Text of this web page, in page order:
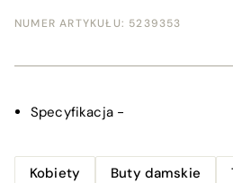
NUMER ARTYKUŁU: 5239353
Specyfikacja-
Kobiety Buty damskie